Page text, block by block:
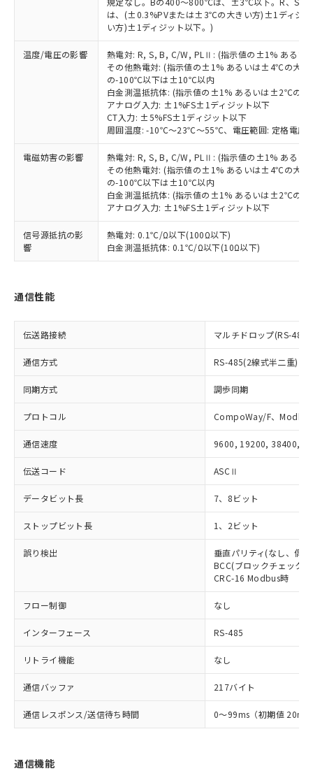
は、(±0.3%PVまたは±3℃の大きい方)±1ディジ
い方)±1ディジット以下。)
温度/電圧の影響
熱電対: R, S, B, C/W, PLⅡ: (指示値の±1% ある
その他熱電対: (指示値の±1% あるいは±4℃の大き
の-100℃以下は±10℃以内
白金測温抵抗体: (指示値の±1% あるいは±2℃の大
アナログ入力: ±1%FS±1ディジット以下
CT入力: ±5%FS±1ディジット以下
周囲温度: -10℃～23℃～55℃、電圧範囲: 定格電圧
電磁妨害の影響
熱電対: R, S, B, C/W, PLⅡ: (指示値の±1% ある
その他熱電対: (指示値の±1% あるいは±4℃の大き
の-100℃以下は±10℃以内
白金測温抵抗体: (指示値の±1% あるいは±2℃の大
アナログ入力: ±1%FS±1ディジット以下
信号源抵抗の影
響
熱電対: 0.1℃/Ω以下(100Ω以下)
白金測温抵抗体: 0.1℃/Ω以下(10Ω以下)
通信性能
伝送路接続 マルチドロップ(RS-485)
通信方式 RS-485(2線式半二重)
同期方式 調歩同期
プロトコル CompoWay/F、Modbus
通信速度 9600, 19200, 38400,
伝送コード ASCⅡ
データビット長 7、8ビット
ストップビット長 1、2ビット
誤り検出
垂直パリティ(なし、偶
BCC(ブロックチェック
CRC-16 Modbus時
フロー制御 なし
インターフェース RS-485
リトライ機能 なし
通信バッファ 217バイト
通信レスポンス/送信待ち時間 0～99ms（初期値 20ms
通信機能
了承ください。
正式な納期状況および標準価格はお客
様のお取引先、またはお客様担当のオ
ムロン制御機器販売店・当社販売員に
ご相談ください。
オムロン制御機器販売店や当社販売拠
点は「販売ネットワーク
」をご確認
ください。
在庫状況および標準価格結果を当社の
事前の承諾なく第三者に漏洩または開
示しないようお願いします。
マイパーツ機能（部品リスト作成サー
ビス）をご利用いただくには、I-Web
メンバーズにご登録されている必要が
あります。
お客様が当ウェブサイト上で当社にご
登録された部品リストについて、当社
および当社の共同利用者が、当社の製
用者の範囲」に記載されている法人を
(PBDE) 1000ppm以下、フタル酸ビス(2-エチルヘキシ
ル) (DEHP)(別名：DOP) 1000ppm以下、フタル酸ブチ
ルベンジル（BBP） 1000ppm以下、フタル酸ジブチル
（DBP） 1000ppm以下、フタル酸ジイソブチル
(DIBP) 1000ppm以下
但し、RoHS指令で産業用監視および制御機器に対する
適用除外項目は除く。
フタル酸エステル類の４物質については閾値を超える意
図的な使用がないことを確認しています。
※2 対応予定月
部品在庫の切り替え状況などにより、予定
月が前後することがあります。
※3 非含有証明書ダウンロード
下記の非含有証明書をダウンロードするこ
51物質の非含有証明書（当社基準）
※本証明書は発行日時点で非含有を証明す
るもので、過去に遡って非含有を証明する
ものではありません。
物質の対応では、対応完了までの期間は出
荷製品に未対応品が混在することから備考
既に当社にて対応品への在庫切替を完了
していることから、特段のことがない限
り、2022年1月12日より割愛しておりま
ニル類) : 1000ppm、 PBDEs(ポリ臭化ジフェニルエーテ
ル類) : 1000ppm、
DBP(フタル酸ジブチル) : 1000ppm、 DIBP(フタル酸ジ
イソブチル) : 1000ppm、 BBP(フタル酸ブチルベンジ
ル) : 1000ppm、
DEHP(フタル酸ビス(2-エチルヘキシル)) : 1000ppm
※2 環境保護使用期限
「ｅ」：有害物質（10物質）のすべてが基
準値以下であることを示します。
「10」：通常の使用状況下において有害物
質が外部に漏えいし、環境に深刻な影響を
及ぼさない年数を意味します。
「－」：未確認です。当社販売部門へお問
い合わせください。
当社は規制貨物を破棄する場合は、完
全に破砕するなど、違法に輸出されな
いよう必要な手段を講じます。
当社は貴社製品を、核兵器、ミサイ
ル、化学兵器、生物兵器またはその他
武器並びにこれらの製造装置等に一切
使用いたしません。
当社は、貴社製品を第三者に販売する
場合は、上記1、2および3の内容を当
該第三者に通知します。また当社は、
販売先および販売に係わる関係者が違
法に輸出するおそれがある場合は、取
り引きをいたしません。
一定数以上の在庫あり
一定数には満たないが在庫あり
在庫なし(最新の在庫状況につ
いては、お客様のお取引先、ま
たはお客様担当のオムロン制御
機器販売店・当社販売員にご確
認ください)
受注生産機種、また在庫状況の
情報を公開していない機種